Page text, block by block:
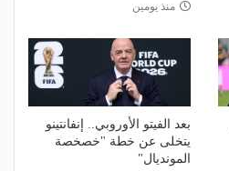
منذ يومين
بعد الفيتو الأوروبي.. إنفانتينو
يتخلى عن خطة "خصخصة
المونديال"